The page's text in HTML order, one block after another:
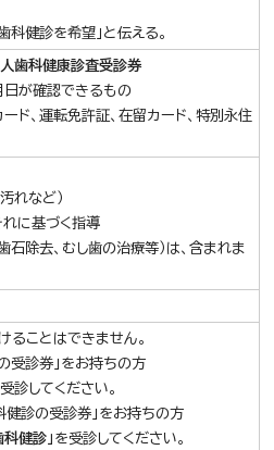
科健診を希望」と伝える。
歯科健康診査受診券
日が確認できるもの
ド、運転免許証、在留カード、特別永住
れなど）
に基づく指導
除去、むし歯の治療等）は、含まれま
ることはできません。
受診券」をお持ちの方
診してください。
健診の受診券」をお持ちの方
科健診 」 を受診してください。